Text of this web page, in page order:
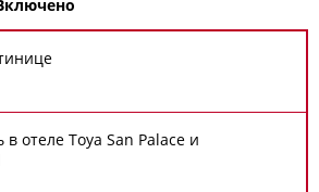
отеле Toya San Palace и